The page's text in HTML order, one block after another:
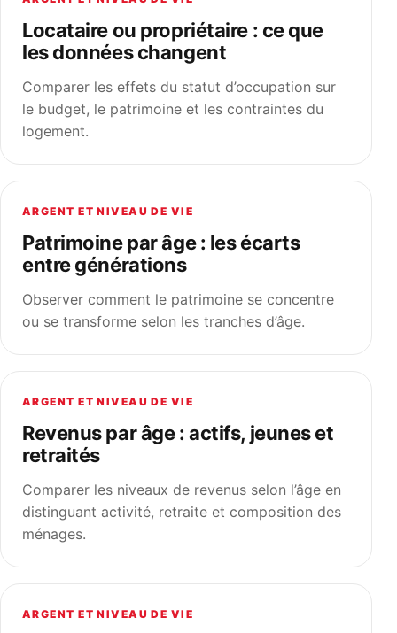
Locataire ou propriétaire : ce que
les données changent
Comparer les effets du statut d’occupation sur
le budget, le patrimoine et les contraintes du
logement.
ARGENT ET NIVEAU DE VIE
Patrimoine par âge : les écarts
entre générations
Observer comment le patrimoine se concentre
ou se transforme selon les tranches d’âge.
ARGENT ET NIVEAU DE VIE
Revenus par âge : actifs, jeunes et
retraités
Comparer les niveaux de revenus selon l’âge en
distinguant activité, retraite et composition des
ménages.
ARGENT ET NIVEAU DE VIE